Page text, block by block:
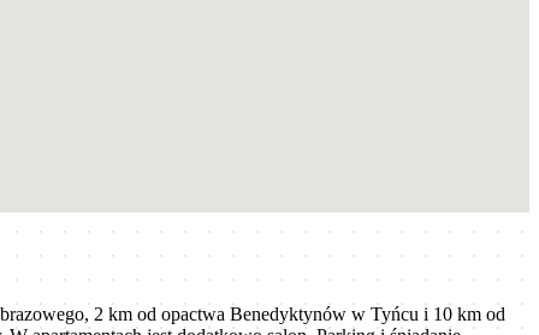
2 km od opactwa Benedyktynów w Tyńcu i 10 km od